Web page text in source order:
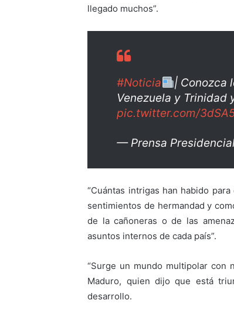
llegado muchos”.
#Noticia
| Conozca
Venezuela y Trinidad
pic.twitter.com/
— Prensa
“Cuántas intrigas han habido
sentimientos de hermandad y
de la cañoneras o de las
asuntos internos de cada país”.
“Surge un mundo multipolar con
Maduro, quien dijo que está
desarrollo.